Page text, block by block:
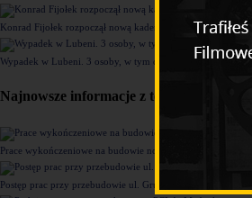
Konrad Fijołek rozpoczął nową kadencję. "Chcę rozwijać
Wypadek w Lubeni. 3 osoby, w tym dziecko trafiły do
Najnowsze informacje z tego działu
Prace wykończeniowe na budowie nowego komisariatu
Postęp prac przy przebudowie ul. Grunwaldzkiej [ZDJĘCIA]